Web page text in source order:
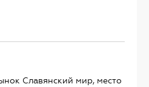
Славянский мир, место